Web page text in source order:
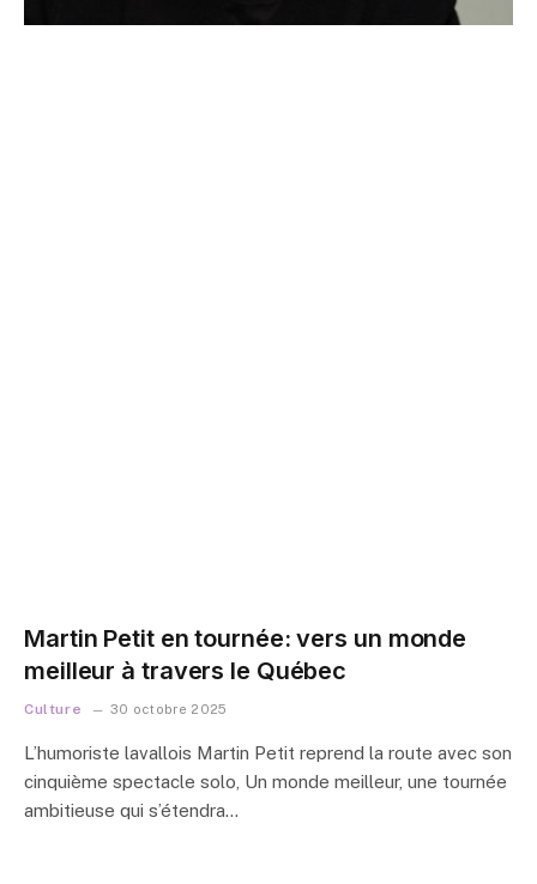
Martin Petit en tournée: vers un monde
meilleur à travers le Québec
Culture 30 octobre 2025
L’humoriste lavallois Martin Petit reprend la route avec son
cinquième spectacle solo, Un monde meilleur, une tournée
ambitieuse qui s’étendra…